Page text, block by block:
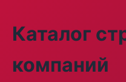
Каталог
компаний